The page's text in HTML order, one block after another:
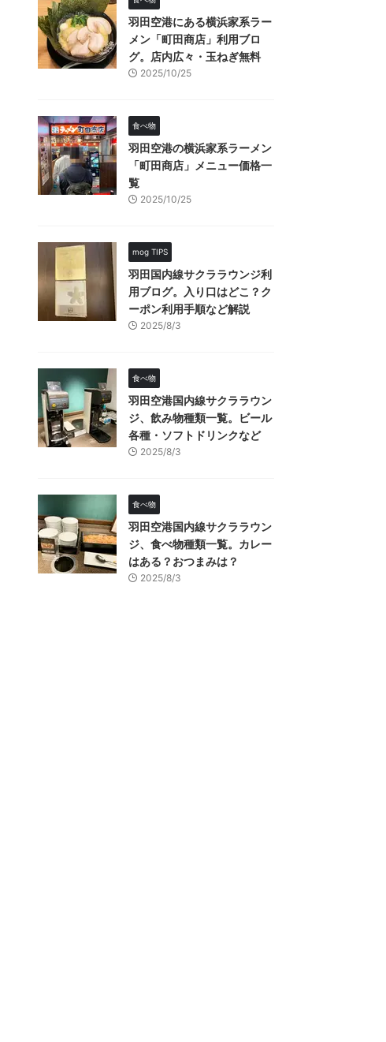
羽田空港にある横浜家系ラー
メン「町田商店」利用ブロ
グ。店内広々・玉ねぎ無料
2025/10/25
食べ物
羽田空港の横浜家系ラーメン
「町田商店」メニュー価格一
覧
2025/10/25
mog TIPS
羽田国内線サクララウンジ利
用ブログ。入り口はどこ？ク
ーポン利用手順など解説
2025/8/3
食べ物
羽田空港国内線サクララウン
ジ、飲み物種類一覧。ビール
各種・ソフトドリンクなど
2025/8/3
食べ物
羽田空港国内線サクララウン
ジ、食べ物種類一覧。カレー
はある？おつまみは？
2025/8/3